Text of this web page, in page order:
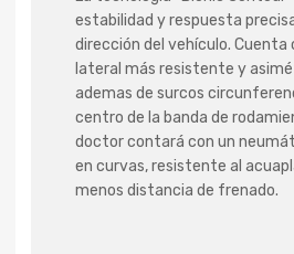
estabilidad y respuesta
dirección del vehículo. Cuenta
lateral más resistente y
ademas de surcos
centro de la banda de
doctor contará con un
en curvas, resistente al
menos distancia de frenado.